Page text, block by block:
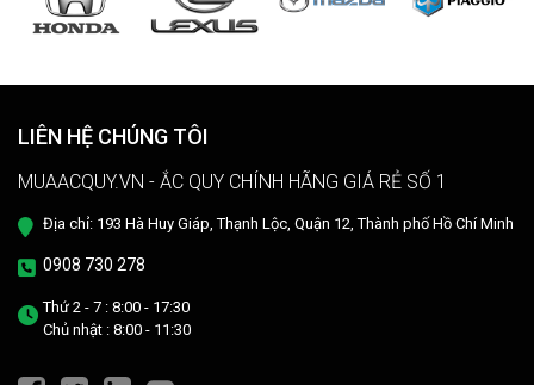
LIÊN HỆ CHÚNG TÔI
MUAACQUY.VN - ẮC QUY CHÍNH HÃNG GIÁ RẺ SỐ 1
Địa chỉ: 193 Hà Huy Giáp, Thạnh Lộc, Quận 12, Thành phố Hồ Chí Minh
0908 730 278
Thứ 2 - 7 : 8:00 - 17:30
Chủ nhật : 8:00 - 11:30